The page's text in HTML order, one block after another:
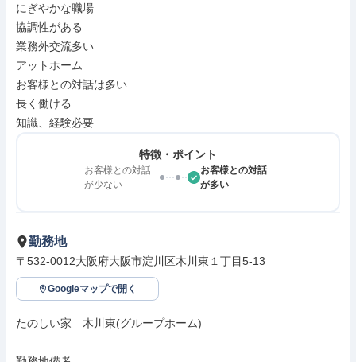
にぎやかな職場
協調性がある
業務外交流多い
アットホーム
お客様との対話は多い
長く働ける
知識、経験必要
特徴・ポイント
お客様との対話
が少ない
お客様との対話
が多い
勤務地
〒532-0012大阪府大阪市淀川区木川東１丁目5-13
Googleマップで開く
たのしい家　木川東(グループホーム)